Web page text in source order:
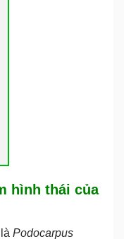
hình thái của
Podocarpus